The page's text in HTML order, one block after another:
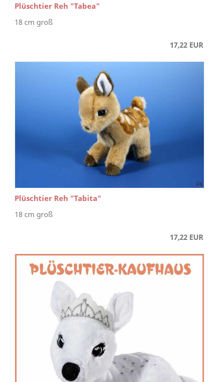
Plüschtier Reh "Tabea"
18 cm groß
17,22 EUR
Plüschtier Reh "Tabita"
18 cm groß
17,22 EUR